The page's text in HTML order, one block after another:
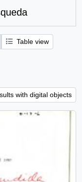
Table view
with digital objects